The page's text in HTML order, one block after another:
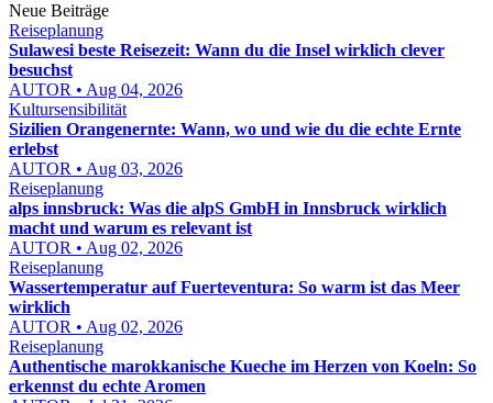
Neue Beiträge
Reiseplanung
Sulawesi beste Reisezeit: Wann du die Insel wirklich clever
besuchst
AUTOR • Aug 04, 2026
Kultursensibilität
Sizilien Orangenernte: Wann, wo und wie du die echte Ernte
erlebst
AUTOR • Aug 03, 2026
Reiseplanung
alps innsbruck: Was die alpS GmbH in Innsbruck wirklich
macht und warum es relevant ist
AUTOR • Aug 02, 2026
Reiseplanung
Wassertemperatur auf Fuerteventura: So warm ist das Meer
wirklich
AUTOR • Aug 02, 2026
Reiseplanung
Authentische marokkanische Kueche im Herzen von Koeln: So
erkennst du echte Aromen